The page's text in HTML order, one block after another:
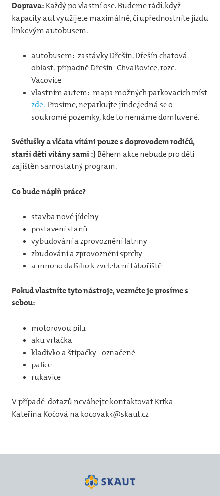
Doprava: Každý po vlastní ose. Budeme rádi, když
kapacity aut využijete maximálně, či upřednostníte jízdu
linkovým autobusem.
autobusem: zastávky Dřešín, Dřešín chatová
oblast, případně Dřešín- Chvalšovice, rozc.
Vacovice
vlastním autem: mapa možných parkovacích míst
zde. Prosíme, neparkujte jinde,jedná se o
soukromé pozemky, kde to nemáme domluvené.
Světlušky a vlčata vítáni pouze s doprovodem rodičů,
starší dětí vítány sami :) Během akce nebude pro děti
zajištěn samostatný program.
Co bude náplň práce?
stavba nové jídelny
postavení stanů
vybudování a zprovoznění latríny
zbudování a zprovoznění sprchy
a mnoho dalšího k zvelebení tábořiště
Pokud vlastníte tyto nástroje, vezměte je prosíme s
sebou:
motorovou pilu
aku vrtačka
kladívko a štípačky - označené
palice
rukavice
V případě dotazů neváhejte kontaktovat Krtka -
Kateřina Kočová na kocovakk@skaut.cz